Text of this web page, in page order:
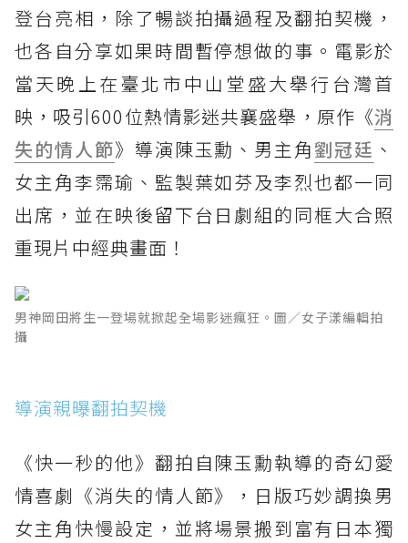
登台亮相，除了暢談拍攝過程及翻拍契機，
也各自分享如果時間暫停想做的事。電影於
當天晚上在臺北市中山堂盛大舉行台灣首
映，吸引600位熱情影迷共襄盛舉，原作《消
失的情人節》導演陳玉勳、男主角劉冠廷 、
女主角李霈瑜、監製葉如芬及李烈也都一同
出席，並在映後留下台日劇組的同框大合照
重現片中經典畫面！
男神岡田將生一登場就掀起全場影迷瘋狂。圖／女子漾編輯拍
攝
導演親曝翻拍契機
《快一秒的他》翻拍自陳玉勳執導的奇幻愛
情喜劇《消失的情人節》，日版巧妙調換男
女主角快慢設定，並將場景搬到富有日本獨